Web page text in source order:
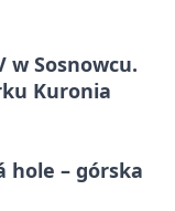
w Sosnowcu.
Kuronia
hole – górska